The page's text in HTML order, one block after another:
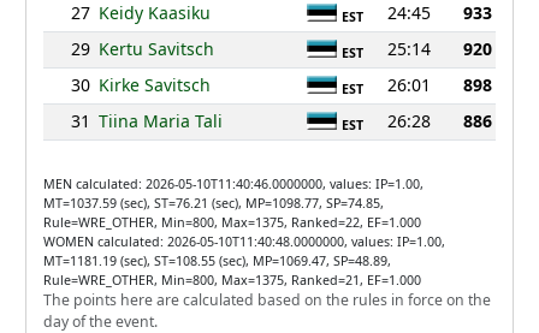
27 Keidy Kaasiku EST 24:45
933
29 Kertu Savitsch EST 25:14
920
30 Kirke Savitsch EST 26:01
898
31 Tiina Maria Tali EST 26:28 886
MEN calculated: 2026-05-10T11:40:46.0000000, values: IP=1.00,
MT=1037.59 (sec), ST=76.21 (sec), MP=1098.77, SP=74.85,
Rule=WRE_OTHER, Min=800, Max=1375, Ranked=22, EF=1.000
WOMEN calculated: 2026-05-10T11:40:48.0000000, values: IP=1.00,
MT=1181.19 (sec), ST=108.55 (sec), MP=1069.47, SP=48.89,
Rule=WRE_OTHER, Min=800, Max=1375, Ranked=21, EF=1.000
The points here are calculated based on the rules in force on the
day of the event.